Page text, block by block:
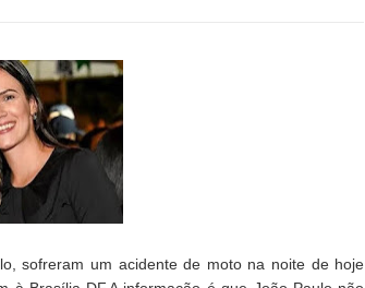
sofreram um acidente de moto na noite de hoje